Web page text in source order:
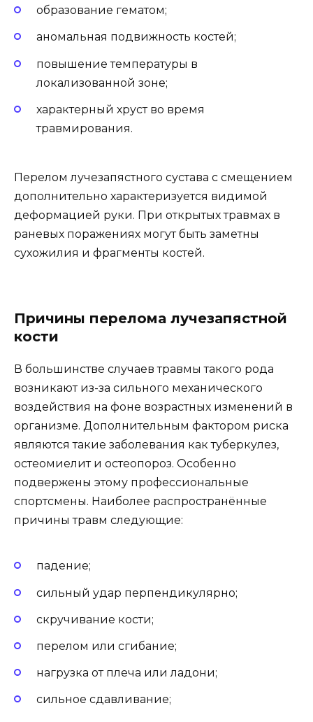
образование гематом;
аномальная подвижность костей;
повышение температуры в
локализованной зоне;
характерный хруст во время
травмирования.
Перелом лучезапястного сустава с смещением
дополнительно характеризуется видимой
деформацией руки. При открытых травмах в
раневых поражениях могут быть заметны
сухожилия и фрагменты костей.
Причины перелома лучезапястной
кости
В большинстве случаев травмы такого рода
возникают из-за сильного механического
воздействия на фоне возрастных изменений в
организме. Дополнительным фактором риска
являются такие заболевания как туберкулез,
остеомиелит и остеопороз. Особенно
подвержены этому профессиональные
спортсмены. Наиболее распространённые
причины травм следующие:
падение;
сильный удар перпендикулярно;
скручивание кости;
перелом или сгибание;
нагрузка от плеча или ладони;
сильное сдавливание;